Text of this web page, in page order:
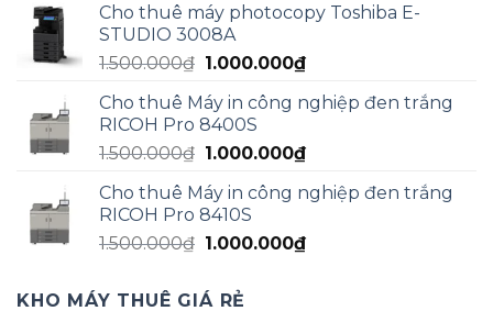
là:
1.500.000₫.
tại
1.200.000₫.
Cho thuê máy photocopy Toshiba E-
STUDIO 3008A
1.500.000₫ Giá
là:
1.500.000₫.
1.000.000₫Giá
tại
1.000.000₫.
Cho thuê Máy in công nghiệp đen trắng
RICOH Pro 8400S
1.500.000₫ Giá
là:
1.500.000₫.
1.000.000₫Giá
tại
1.000.000₫.
Cho thuê Máy in công nghiệp đen trắng
RICOH Pro 8410S
1.500.000₫ Giá
là:
1.500.000₫.
1.000.000₫Giá
KHO MÁY THUÊ GIÁ RẺ